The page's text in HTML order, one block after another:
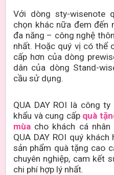
Với dòng sty-wisenote
chọn khác nữa đem đến
đa năng – công nghệ
nhất. Hoặc quý vị có thể
cấp hơn của dòng
dân của dòng Stand-
cầu sử dụng.
QUA DAY ROI là công
khẩu và cung cấp quà
mùa cho khách cá
QUA DAY ROI quý
sản phẩm quà tặng cao
chuyên nghiệp, cam kết
chi phí hợp lý nhất.